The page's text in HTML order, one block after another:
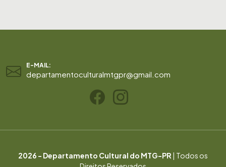
E-MAIL:
departamentoculturalmtgpr@gmail.com
2026 - Departamento Cultural do MTG-PR | Todos os